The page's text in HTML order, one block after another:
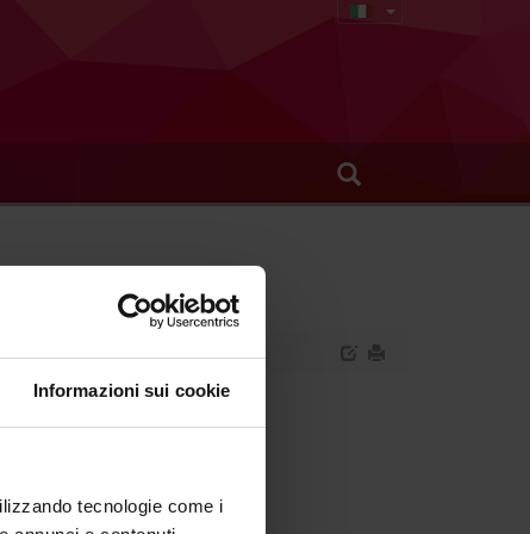
Informazioni sui cookie
tecnologie come i
II.